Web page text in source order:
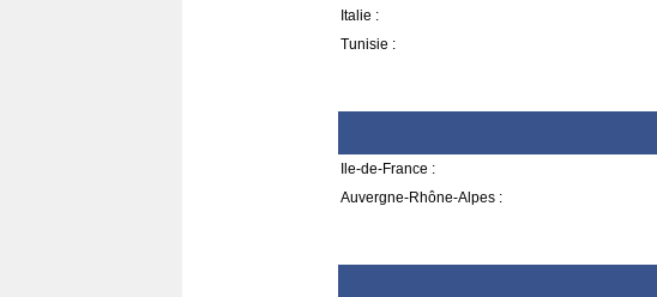
Italie :
Tunisie :
Ile-de-France :
Auvergne-Rhône-Alpes :